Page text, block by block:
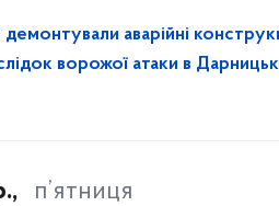
аварійні
ворожої атаки в
п’ятниця